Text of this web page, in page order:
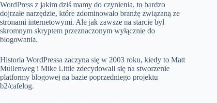
WordPress z jakim dziś mamy do czynienia, to bardzo
dojrzałe narzędzie, które zdominowało branżę związaną ze
stronami internetowymi. Ale jak zawsze na starcie był
skromnym skryptem przeznaczonym wyłącznie do
blogowania.
Historia WordPressa zaczyna się w 2003 roku, kiedy to Matt
Mullenweg i Mike Little zdecydowali się na stworzenie
platformy blogowej na bazie poprzedniego projektu
b2/cafelog.